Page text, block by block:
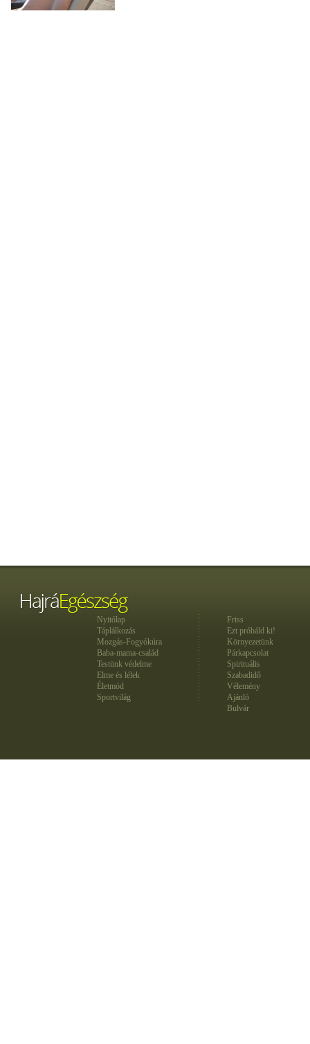
Nyitólap
Táplálkozás
Mozgás-Fogyókúra
Baba-mama-család
Testünk védelme
Elme és lélek
Életmód
Sportvilág
Friss
Ezt próbáld ki!
Környezetünk
Párkapcsolat
Spirituális
Szabadidő
Vélemény
Ajánló
Bulvár